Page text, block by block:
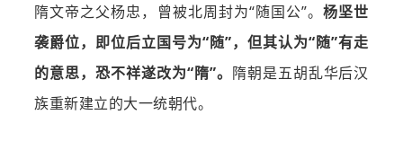
隋文帝之父杨忠，曾被北周封为“随国公”。杨坚世
袭爵位，即位后立国号为“随”，但其认为“随”有走
的意思，恐不祥遂改为“隋”。 隋朝是五胡乱华后汉
族重新建立的大一统朝代。